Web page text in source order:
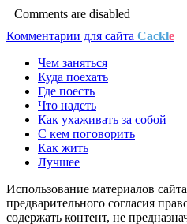
Comments are disabled
Комментарии для сайта Cackle
Чем заняться
Куда поехать
Где поесть
Что надеть
Как ухаживать за собой
С кем поговорить
Как жить
Лучшее
Использование материалов
предварительного согласия
содержать контент, не